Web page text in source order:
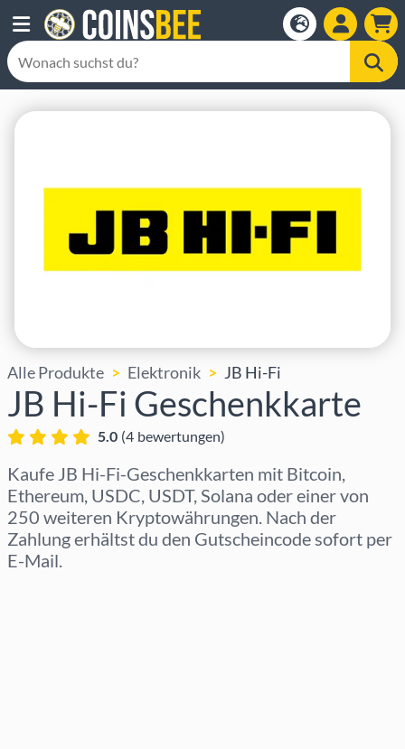
Alle Produkte Elektronik JB Hi-Fi
JB Hi-Fi Geschenkkarte
5.0 (4 bewertungen)
Kaufe JB Hi-Fi-Geschenkkarten mit Bitcoin,
Ethereum, USDC, USDT, Solana oder einer von
250 weiteren Kryptowährungen. Nach der
Zahlung erhältst du den Gutscheincode sofort per
E-Mail.